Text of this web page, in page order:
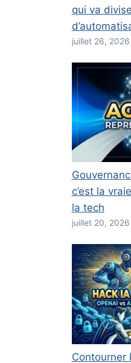
qui va
juillet 26, 2026
c’est la
la tech
juillet 20, 2026
Contourner